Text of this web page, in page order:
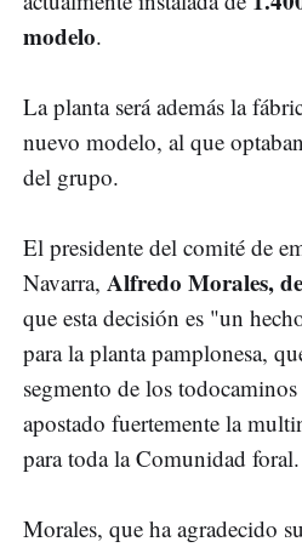
modelo.
La planta será además la
nuevo modelo, al que
del grupo.
El presidente del comité de
Navarra, Alfredo Morales,
que esta decisión es "un
para la planta pamplonesa,
segmento de los
apostado fuertemente la
para toda la Comunidad foral.
Morales, que ha agradecido